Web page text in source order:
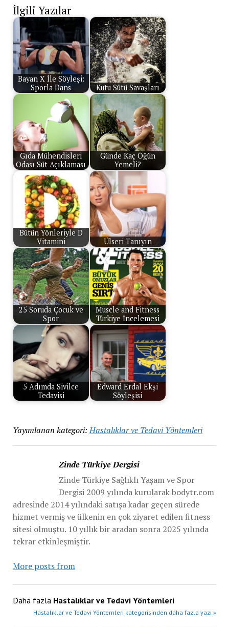
İlgili Yazılar
Bayan X İle Söyleşi:
Sporla Dans
Kutu Sütü Savaşları
Gıda Mühendisleri
Odası Süt Açıklaması
Günde Kaç Öğün
Yemeli?
Bütün Yönleriyle D
Vitamini
Ülseri Tanıyın
25 Soruda Çocuk ve
Spor
Muscle and Fitness
Türkiye İncelemesi
5 Adımda Sivilce
Tedavisi
Edward Erdal Ekşi
Söyleşisi
Yayımlanan kategori: Hastalıklar ve Tedavi Yöntemleri
Zinde Türkiye Dergisi
Zinde Türkiye Sağlıklı Yaşam ve Spor
Dergisi 2009 yılında kurularak bodytr.com
adresinde 2014 yılındaki satışa kadar geçen sürede
hizmet vermiş ve ülkenin en çok ziyaret edilen fitness
sitesi olmuştu. 10 yıllık bir aradan sonra 2025 yılında
tekrar etkinleşmiştir.
More posts from
Daha fazla Hastalıklar ve Tedavi Yöntemleri
Hastalıklar ve Tedavi Yöntemleri kategorisinden daha fazla yazı »